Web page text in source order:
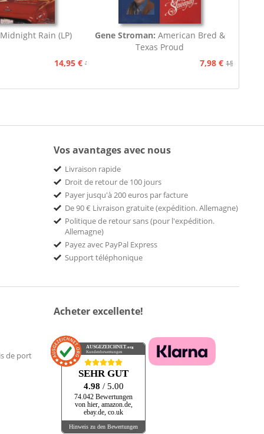
Midnight Rain (LP)
14,95 € 15,90 €
Gene Stroman: American Bred &
Texas Proud
7,98 € 15,90 €
Vos avantages avec nous
Livraison rapide
Droit de retour de 100 jours
Payer jusqu'à 200 euros par facture
De 90 € Livraison gratuite (expédition. Allemagne)
Politique de retour sans (pour l'expédition.
Allemagne)
Payez avec PayPal Express
Support téléphonique
de port
Acheter excellente!
AUSGEZEICHNET .org
Kundenbewertungen
SEHR GUT
4.98 / 5.00
74.042 Bewertungen
von hier, amazon.de,
ebay.de, co.uk
Hinweis zu den Bewertungen